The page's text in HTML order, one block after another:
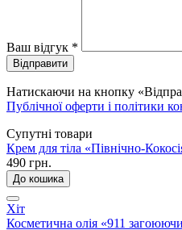
Ваш відгук *
Відправити
Натискаючи на кнопку
Публічної оферти і політики
Супутні товари
Крем для тіла «Північно-
490 грн.
До кошика
Хіт
Косметична олія «911